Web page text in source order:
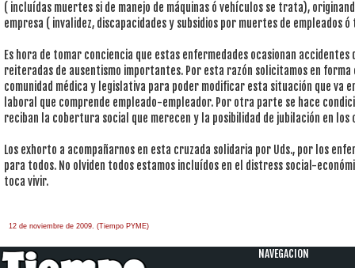
( incluídas muertes si de manejo de máquinas ó vehículos se trata),
empresa ( invalidez, discapacidades y subsidios por muertes de empleados
Es hora de tomar conciencia que estas enfermedades ocasionan accidentes
reiteradas de ausentismo importantes. Por esta razón solicitamos en
comunidad médica y legislativa para poder modificar esta situación que va
laboral que comprende empleado-empleador. Por otra parte se hace
reciban la cobertura social que merecen y la posibilidad de jubilación en los
Los exhorto a acompañarnos en esta cruzada solidaria por Uds., por los
para todos. No olviden todos estamos incluídos en el distress social-
toca vivir.
12 de noviembre de 2009. (Tiempo PYME)
NAVEGACION